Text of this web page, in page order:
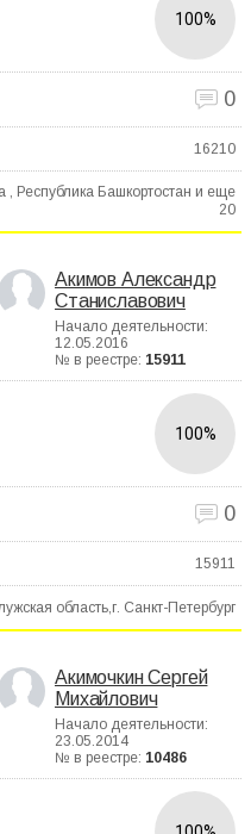
100%
0
16210
, Республика Башкортостан и еще
20
Акимов Александр
Станиславович
Начало деятельности:
12.05.2016
№ в реестре: 15911
100%
0
15911
область,г. Санкт-Петербург
Акимочкин Сергей
Михайлович
Начало деятельности:
23.05.2014
№ в реестре: 10486